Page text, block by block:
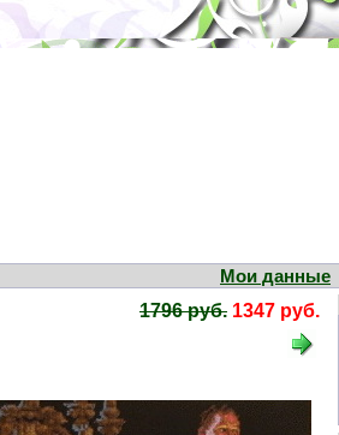
Мои данные
1796 руб. 1347 руб.